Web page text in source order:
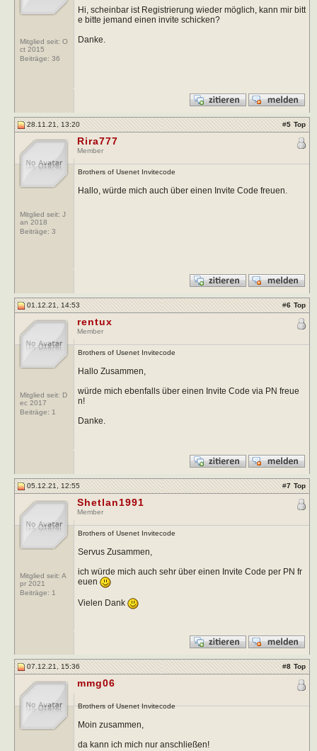
Mitglied seit: O
ct 2015
Beiträge: 36
Hi, scheinbar ist Registrierung wieder möglich, kann mir bitt
e bitte jemand einen invite schicken?
Danke.
28.11.21, 13:20 #5 Top
Mitglied seit: J
an 2018
Beiträge: 3
Rira777
Member
Brothers of Usenet Invitecode
Hallo, würde mich auch über einen Invite Code freuen.
01.12.21, 14:53 #6 Top
Mitglied seit: D
ec 2017
Beiträge: 1
rentux
Member
Brothers of Usenet Invitecode
Hallo Zusammen,
würde mich ebenfalls über einen Invite Code via PN freue
n!
Danke.
05.12.21, 12:55 #7 Top
Mitglied seit: A
pr 2021
Beiträge: 1
Shetlan1991
Member
Brothers of Usenet Invitecode
Servus Zusammen,
ich würde mich auch sehr über einen Invite Code per PN fr
euen
Vielen Dank
07.12.21, 15:36 #8 Top
mmg06
Brothers of Usenet Invitecode
Moin zusammen,
da kann ich mich nur anschließen!